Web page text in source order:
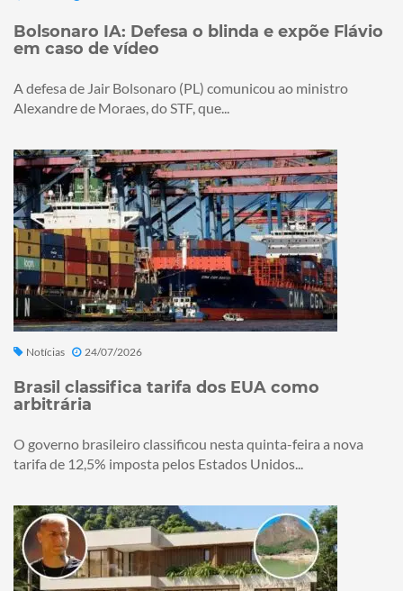
Bolsonaro IA: Defesa o blinda e expõe Flávio
em caso de vídeo
A defesa de Jair Bolsonaro (PL) comunicou ao ministro
Alexandre de Moraes, do STF, que...
Notícias 24/07/2026
Brasil classifica tarifa dos EUA como
arbitrária
O governo brasileiro classificou nesta quinta-feira a nova
tarifa de 12,5% imposta pelos Estados Unidos...